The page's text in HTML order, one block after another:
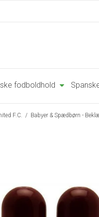
fodboldhold
F.C. / Babyer & Spædbørn -